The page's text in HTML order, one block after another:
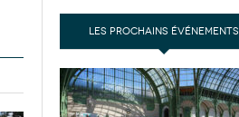
LES PROCHAINS ÉVÉNEMENTS